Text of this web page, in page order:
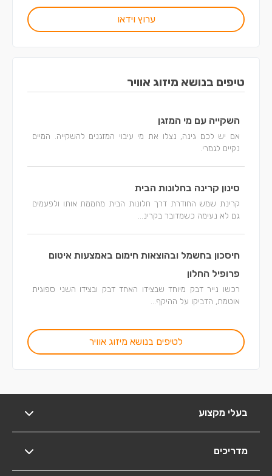
ערוץ וידאו
טיפים בנושא מיזוג אוויר
השקייה עם מי המזגן
אם יש לכם גינה, נצלו את מי עיבוי המזגנים להשקייה. המיים
נקיים לגמרי.
סינון קרינה בחלונות הבית
קרינת שמש החודרת דרך חלונות הבית מחממת אותו ולפעמים
גם לא נעימה כשמדובר בקרינ...
חיסכון בחשמל ובהוצאות חימום באמצעות איטום
פרופיל החלון
רכשו נייר דבק מיוחד שבצידו האחד דבק ובצידו השני ספוגית
אוטמת, הדביקו על ההיקף...
לטיפים בנושא מיזוג אוויר
בעלי מקצוע
מדריכים